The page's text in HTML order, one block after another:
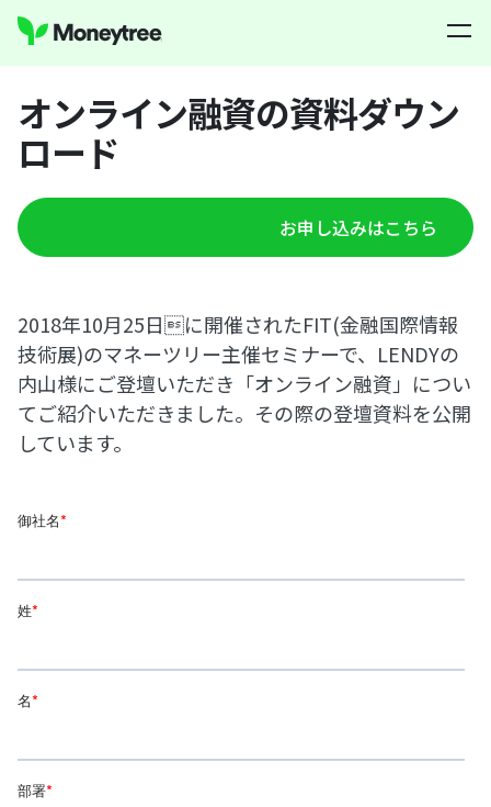
オンライン融資の資料ダウン
ロード
お申し込みはこちら
2018年10月25日に開催されたFIT(金融国際情報
技術展)のマネーツリー主催セミナーで、LENDYの
内山様にご登壇いただき「オンライン融資」につい
てご紹介いただきました。その際の登壇資料を公開
しています。